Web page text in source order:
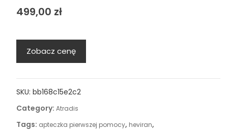
499,00 zł
Zobacz cenę
SKU: bb168c15e2c2
Category: Atradis
Tags: apteczka pierwszej pomocy, heviran,